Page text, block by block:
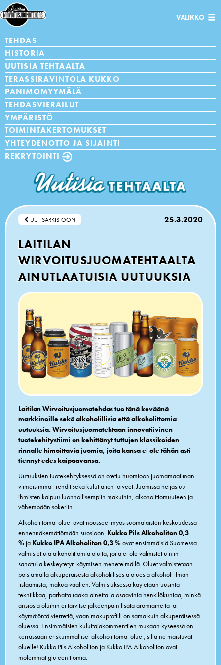
Avaa/sulje
VALIKKO
TEHDAS
HISTORIA
UUTISIA TEHTAALTA
TERASSIRAVINTOLA KUKKO
PANIMOMYYMÄLÄ
TEHDASVIERAILUT
YMPÄRISTÖ
TOIMINTAKERTOMUKSET
YHTEYDENOTTO JA SIJAINTI
REKRYTOINTI
UUTISARKISTOON 25.3.2020
LAITILAN
WIRVOITUSJUOMATEHTAALTA
AINUTLAATUISIA UUTUUKSIA
Laitilan Wirvoitusjuomatehdas tuo tänä keväänä
markkinoille sekä alkoholillisia että alkoholittomia
uutuuksia. Wirvoitusjuomatehtaan innovatiivinen
tuotekehitystiimi on kehittänyt tuttujen klassikoiden
rinnalle himoittavia juomia, joita kansa ei ole tähän asti
tiennyt edes kaipaavansa.
Uutuuksien tuotekehityksessä on otettu huomioon juomamaailman
viimeisimmät trendit sekä kuluttajien toiveet. Juomissa heijastuu
ihmisten kaipuu luonnollisempiin makuihin, alkoholittomuuteen ja
vähempään sokeriin.
Alkoholittomat oluet ovat nousseet myös suomalaisten keskuudessa
ennennäkemättömään suosioon. Kukko Pils Alkoholiton0,3
%ja Kukko IPA Alkoholiton 0,3 %ovat ensimmäisiä Suomessa
valmistettuja alkoholittomia oluita, joita ei ole valmistettu niin
sanotulla keskeytetyn käymisen menetelmällä. Oluet valmistetaan
poistamalla alkuperäisestä alkoholillisesta oluesta alkoholi ilman
tislaamista, makua vaalien. Valmistuksessa käytetään uusinta
tekniikkaa, parhaita raaka-aineita ja osaavinta henkilökuntaa, minkä
ansiosta oluihin ei tarvitse jälkeenpäin lisätä aromiaineita tai
käymätöntä vierrettä, vaan makuprofiili on sama kuin alkuperäisessä
oluessa. Ensimmäisten kuluttajakommenttien mukaan kyseessä on
kerrassaan eriskummalliset alkoholittomat oluet, sillä ne maistuvat
oluelle! Kukko Pils Alkoholiton ja Kukko IPA Alkoholiton ovat
molemmat gluteenittomia.